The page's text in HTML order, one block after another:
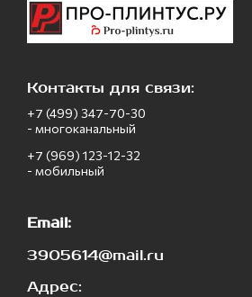
Контакты для связи:
+7 (499) 347-70-30
- многоканальный
+7 (969) 123-12-32
- мобильный
Email:
3905614@mail.ru
Адрес: